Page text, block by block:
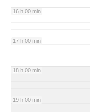
16 h 00 min
17 h 00 min
18 h 00 min
19 h 00 min